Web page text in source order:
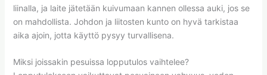
liinalla, ja laite jätetään kuivumaan kannen ollessa auki, jos se
on mahdollista. Johdon ja liitosten kunto on hyvä tarkistaa
aika ajoin, jotta käyttö pysyy turvallisena.
Miksi joissakin pesuissa lopputulos vaihtelee?